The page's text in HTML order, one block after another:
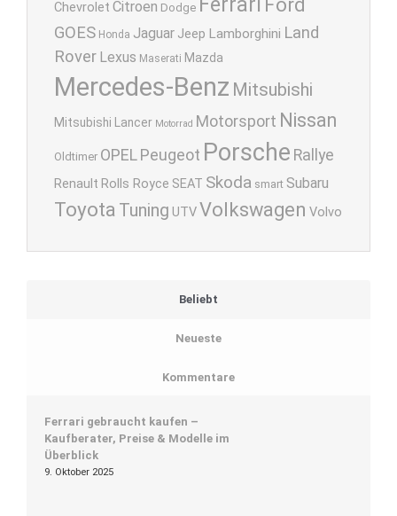
Chevrolet Citroen Dodge
GOES Honda Jaguar Jeep Lamborghini Land
Rover Lexus Maserati Mazda
Mercedes-Benz Mitsubishi
Mitsubishi Lancer Motorrad Motorsport Nissan
Oldtimer OPELPeugeot Porsche Rallye
Renault Rolls Royce SEAT Skoda smart Subaru
Toyota Tuning UTVVolkswagen Volvo
Beliebt
Neueste
Kommentare
Ferrari gebraucht kaufen –
Kaufberater, Preise & Modelle im
Überblick
9. Oktober 2025